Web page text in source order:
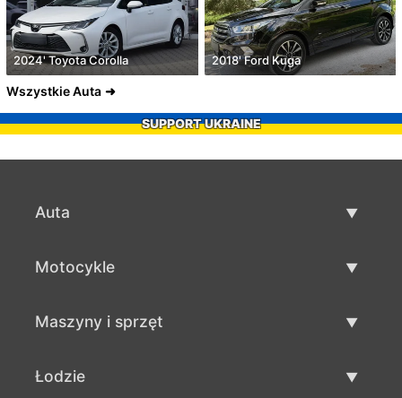
2024' Toyota Corolla 2018' Ford Kuga
Wszystkie Auta
SUPPORT UKRAINE
Auta
Motocykle
Maszyny i sprzęt
Łodzie